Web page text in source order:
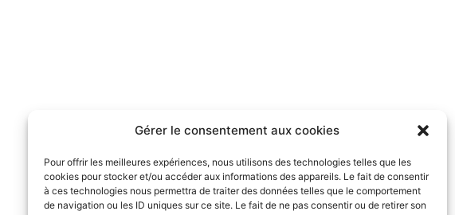
Gérer le consentement aux cookies
Pour offrir les meilleures expériences, nous utilisons des technologies telles que les
cookies pour stocker et/ou accéder aux informations des appareils. Le fait de consentir
à ces technologies nous permettra de traiter des données telles que le comportement
de navigation ou les ID uniques sur ce site. Le fait de ne pas consentir ou de retirer son